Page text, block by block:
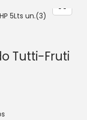
Tutti-Fruti